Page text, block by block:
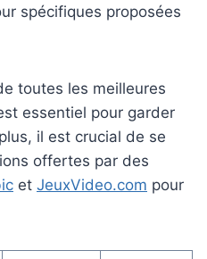
spécifiques proposées
toutes les meilleures
essentiel pour garder
il est crucial de se
offertes par des
et JeuxVideo.com pour